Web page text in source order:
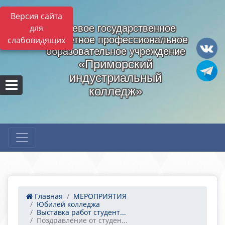
Версия сайта
для
слабовидящих
Краевое государственное
бюджетное профессиональное
образовательное учреждение
«Приморский
индустриальный
колледж»
Главная
МЕРОПРИЯТИЯ
Юбилей колледжа
Выставка работ студент...
Поздравление от студен...